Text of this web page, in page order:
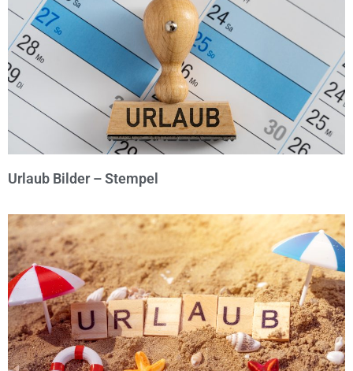
Urlaub Bilder – Stempel
© Michael Bihlmayer